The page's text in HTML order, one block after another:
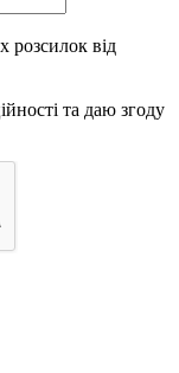
розсилок від
та даю згоду